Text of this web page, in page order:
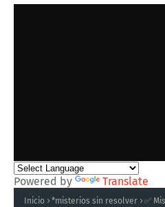
Powered by Translate
Inicio *misterios sin resolver
✅